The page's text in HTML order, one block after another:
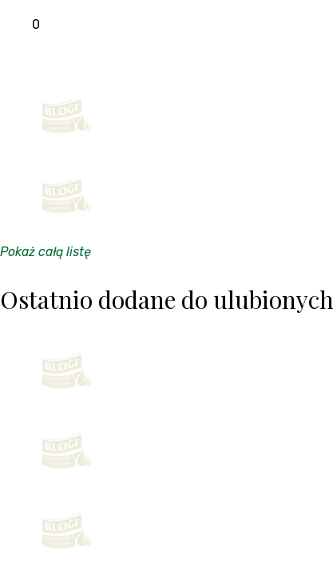
0
Pokaż całą listę
Ostatnio dodane do ulubionych